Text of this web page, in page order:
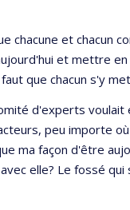
chacune et chacun
et mettre
que chacun s'y
d'experts voulait
peu importe
ma façon d'être
elle? Le fossé qui